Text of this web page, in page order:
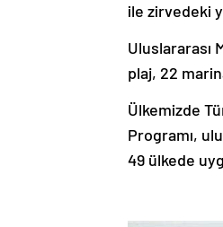
ile zirvedeki
Uluslararası
plaj, 22
Ülkemizde
Programı,
49 ülkede